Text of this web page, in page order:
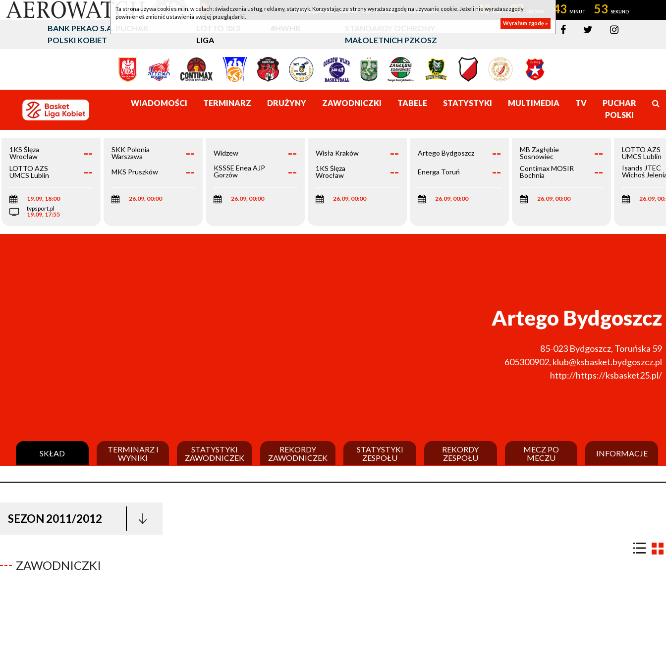
1KS ŚLĘZA WROCŁAW - LOTTO AZS UMCS LUBLIN 43 07 43 53
BANK PEKAO S.A. PUCHAR
POLSKI KOBIET
LOTTO 3X3
LIGA
#HWHR
STANDARDY OCHRONY
MAŁOLETNICH PZKOSZ
WIADOMOŚCI TERMINARZ DRUŻYNY ZAWODNICZKI TABELE STATYSTYKI MULTIMEDIA TV
PUCHAR
POLSKI
1KS Ślęza
Wrocław
--
LOTTO AZS
UMCS Lublin
--
19.09, 18:00
tvpsport.pl
19.09, 17:55
SKK Polonia
Warszawa
--
MKS Pruszków --
26.09, 00:00
Widzew --
KSSSE Enea AJP
Gorzów
--
26.09, 00:00
Wisła Kraków --
1KS Ślęza
Wrocław
--
26.09, 00:00
Artego Bydgoszcz --
Energa Toruń --
26.09, 00:00
MB Zagłębie
Sosnowiec
--
Contimax MOSIR
Bochnia
--
26.09, 00:00
LOTTO AZS
UMCS Lublin
Isands JTEC
Wichoś
26.09,
Artego Bydgoszcz
85-023 Bydgoszcz, Toruńska 59
605300902, klub@ksbasket.bydgoszcz.pl
http://https://ksbasket25.pl/
SKŁAD
TERMINARZ I
WYNIKI
STATYSTYKI
ZAWODNICZEK
REKORDY
ZAWODNICZEK
STATYSTYKI
ZESPOŁU
REKORDY
ZESPOŁU
MECZ PO
MECZU
INFORMACJE
SEZON 2011/2012
ZAWODNICZKI
Ta strona używa cookies m.in. w celach: świadczenia usług, reklamy, statystyk. Korzystając ze strony wyrażasz zgodę na używanie cookie. Jeżeli nie wyrażasz zgody
powinieneś zmienić ustawienia swojej przeglądarki.
Wyrażam zgodę »